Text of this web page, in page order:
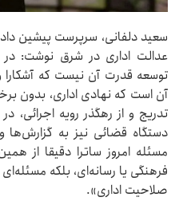
سعید دلفانی‌، سرپرست پیشین
عدالت اداری در شرق نوشت:
توسعه قدرت آن نیست که آشکارا
آن است که نهادی اداری، بدون
تدریج و از رهگذر رویه
دستگاه قضائی نیز به گزارش‌ها
مسئله امروز ساترا دقیقا از
فرهنگی یا رسانه‌ای، بلکه
صلاحیت اداری».